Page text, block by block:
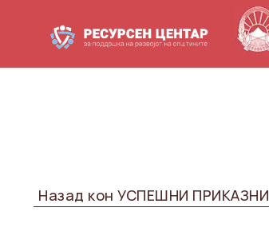
Назад кон УСПЕШНИ ПРИКАЗНИ